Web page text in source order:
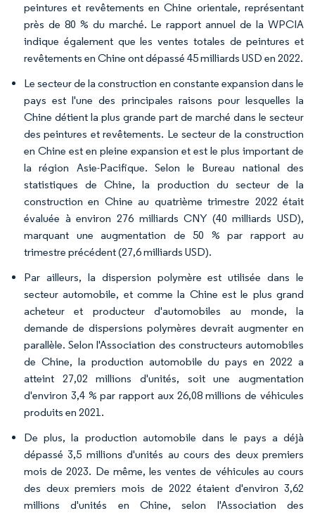
peintures et revêtements en Chine orientale, représentant
près de 80 % du marché. Le rapport annuel de la WPCIA
indique également que les ventes totales de peintures et
revêtements en Chine ont dépassé 45 milliards USD en 2022.
Le secteur de la construction en constante expansion dans le
pays est l'une des principales raisons pour lesquelles la
Chine détient la plus grande part de marché dans le secteur
des peintures et revêtements. Le secteur de la construction
en Chine est en pleine expansion et est le plus important de
la région Asie-Pacifique. Selon le Bureau national des
statistiques de Chine, la production du secteur de la
construction en Chine au quatrième trimestre 2022 était
évaluée à environ 276 milliards CNY (40 milliards USD),
marquant une augmentation de 50 % par rapport au
trimestre précédent (27,6 milliards USD).
Par ailleurs, la dispersion polymère est utilisée dans le
secteur automobile, et comme la Chine est le plus grand
acheteur et producteur d'automobiles au monde, la
demande de dispersions polymères devrait augmenter en
parallèle. Selon l'Association des constructeurs automobiles
de Chine, la production automobile du pays en 2022 a
atteint 27,02 millions d'unités, soit une augmentation
d'environ 3,4 % par rapport aux 26,08 millions de véhicules
produits en 2021.
De plus, la production automobile dans le pays a déjà
dépassé 3,5 millions d'unités au cours des deux premiers
mois de 2023. De même, les ventes de véhicules au cours
des deux premiers mois de 2022 étaient d'environ 3,62
millions d'unités en Chine, selon l'Association des